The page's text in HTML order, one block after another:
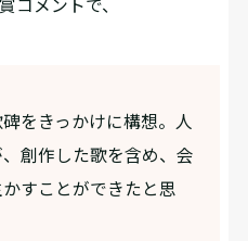
コメントで、
をきっかけに構想。人
創作した歌を含め、会
すことができたと思